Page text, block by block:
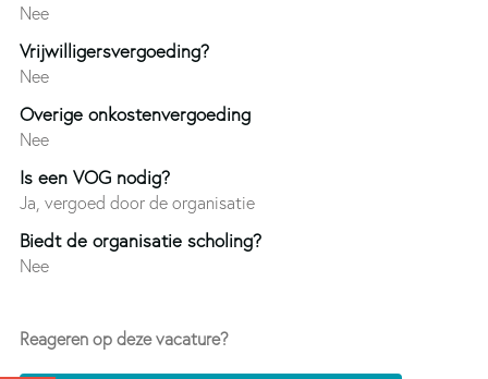
Nee
Vrijwilligersvergoeding?
Nee
Overige onkostenvergoeding
Nee
Is een VOG nodig?
Ja, vergoed door de organisatie
Biedt de organisatie scholing?
Nee
Reageren op deze vacature?